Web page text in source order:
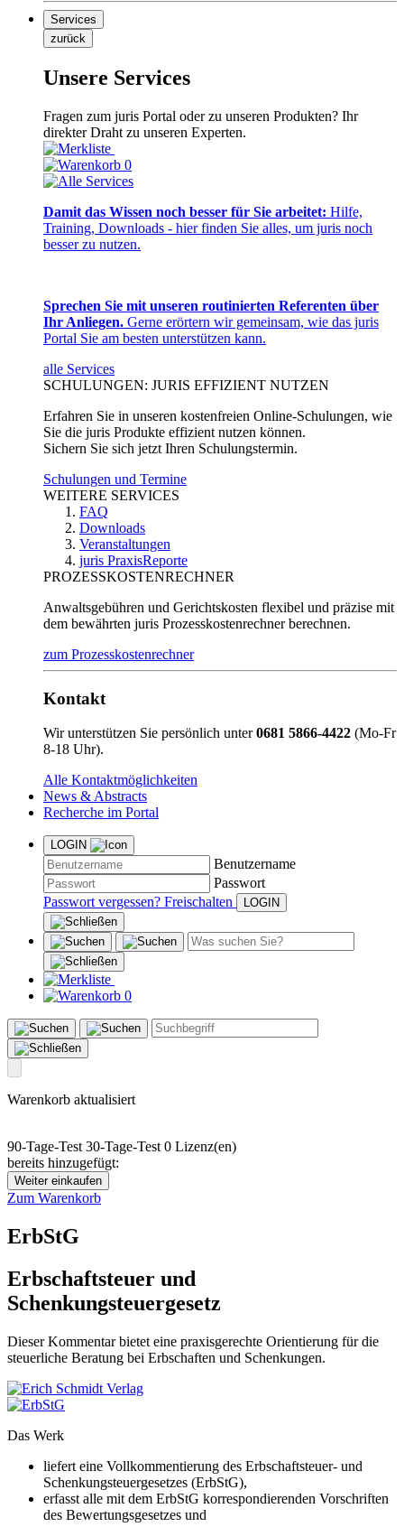
Services
zurück
Unsere Services
Fragen zum juris Portal oder zu unseren Produkten? Ihr
direkter Draht zu unseren Experten.
0
Damit das Wissen noch besser für Sie arbeitet: Hilfe,
Training, Downloads - hier finden Sie alles, um juris noch
besser zu nutzen.
Sprechen Sie mit unseren routinierten Referenten über
Ihr Anliegen. Gerne erörtern wir gemeinsam, wie das juris
Portal Sie am besten unterstützen kann.
alle Services
SCHULUNGEN: JURIS EFFIZIENT NUTZEN
Erfahren Sie in unseren kostenfreien Online-Schulungen, wie
Sie die juris Produkte effizient nutzen können.
Sichern Sie sich jetzt Ihren Schulungstermin.
Schulungen und Termine
WEITERE SERVICES
FAQ
Downloads
Veranstaltungen
juris PraxisReporte
PROZESSKOSTENRECHNER
Anwaltsgebühren und Gerichtskosten flexibel und präzise mit
dem bewährten juris Prozesskostenrechner berechnen.
zum Prozesskostenrechner
Kontakt
Wir unterstützen Sie persönlich unter0681 5866-4422 (Mo-Fr
8-18 Uhr).
Alle Kontaktmöglichkeiten
News & Abstracts
Recherche im Portal
LOGIN
Benutzername
Passwort
Passwort vergessen? Freischalten
0
Warenkorb aktualisiert
90-Tage-Test 30-Tage-Test 0 Lizenz(en)
bereits hinzugefügt:
Weiter einkaufen
Zum Warenkorb
ErbStG
Erbschaftsteuer und
Schenkungsteuergesetz
Dieser Kommentar bietet eine praxisgerechte Orientierung für die
steuerliche Beratung bei Erbschaften und Schenkungen.
Das Werk
liefert eine Vollkommentierung des Erbschaftsteuer- und
Schenkungsteuergesetzes (ErbStG),
erfasst alle mit dem ErbStG korrespondierenden Vorschriften
des Bewertungsgesetzes und